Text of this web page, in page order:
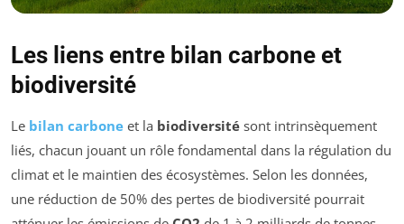
Les liens entre bilan carbone et
biodiversité
Le bilan carbone et la biodiversité sont intrinsèquement
liés, chacun jouant un rôle fondamental dans la régulation du
climat et le maintien des écosystèmes. Selon les données,
une réduction de 50% des pertes de biodiversité pourrait